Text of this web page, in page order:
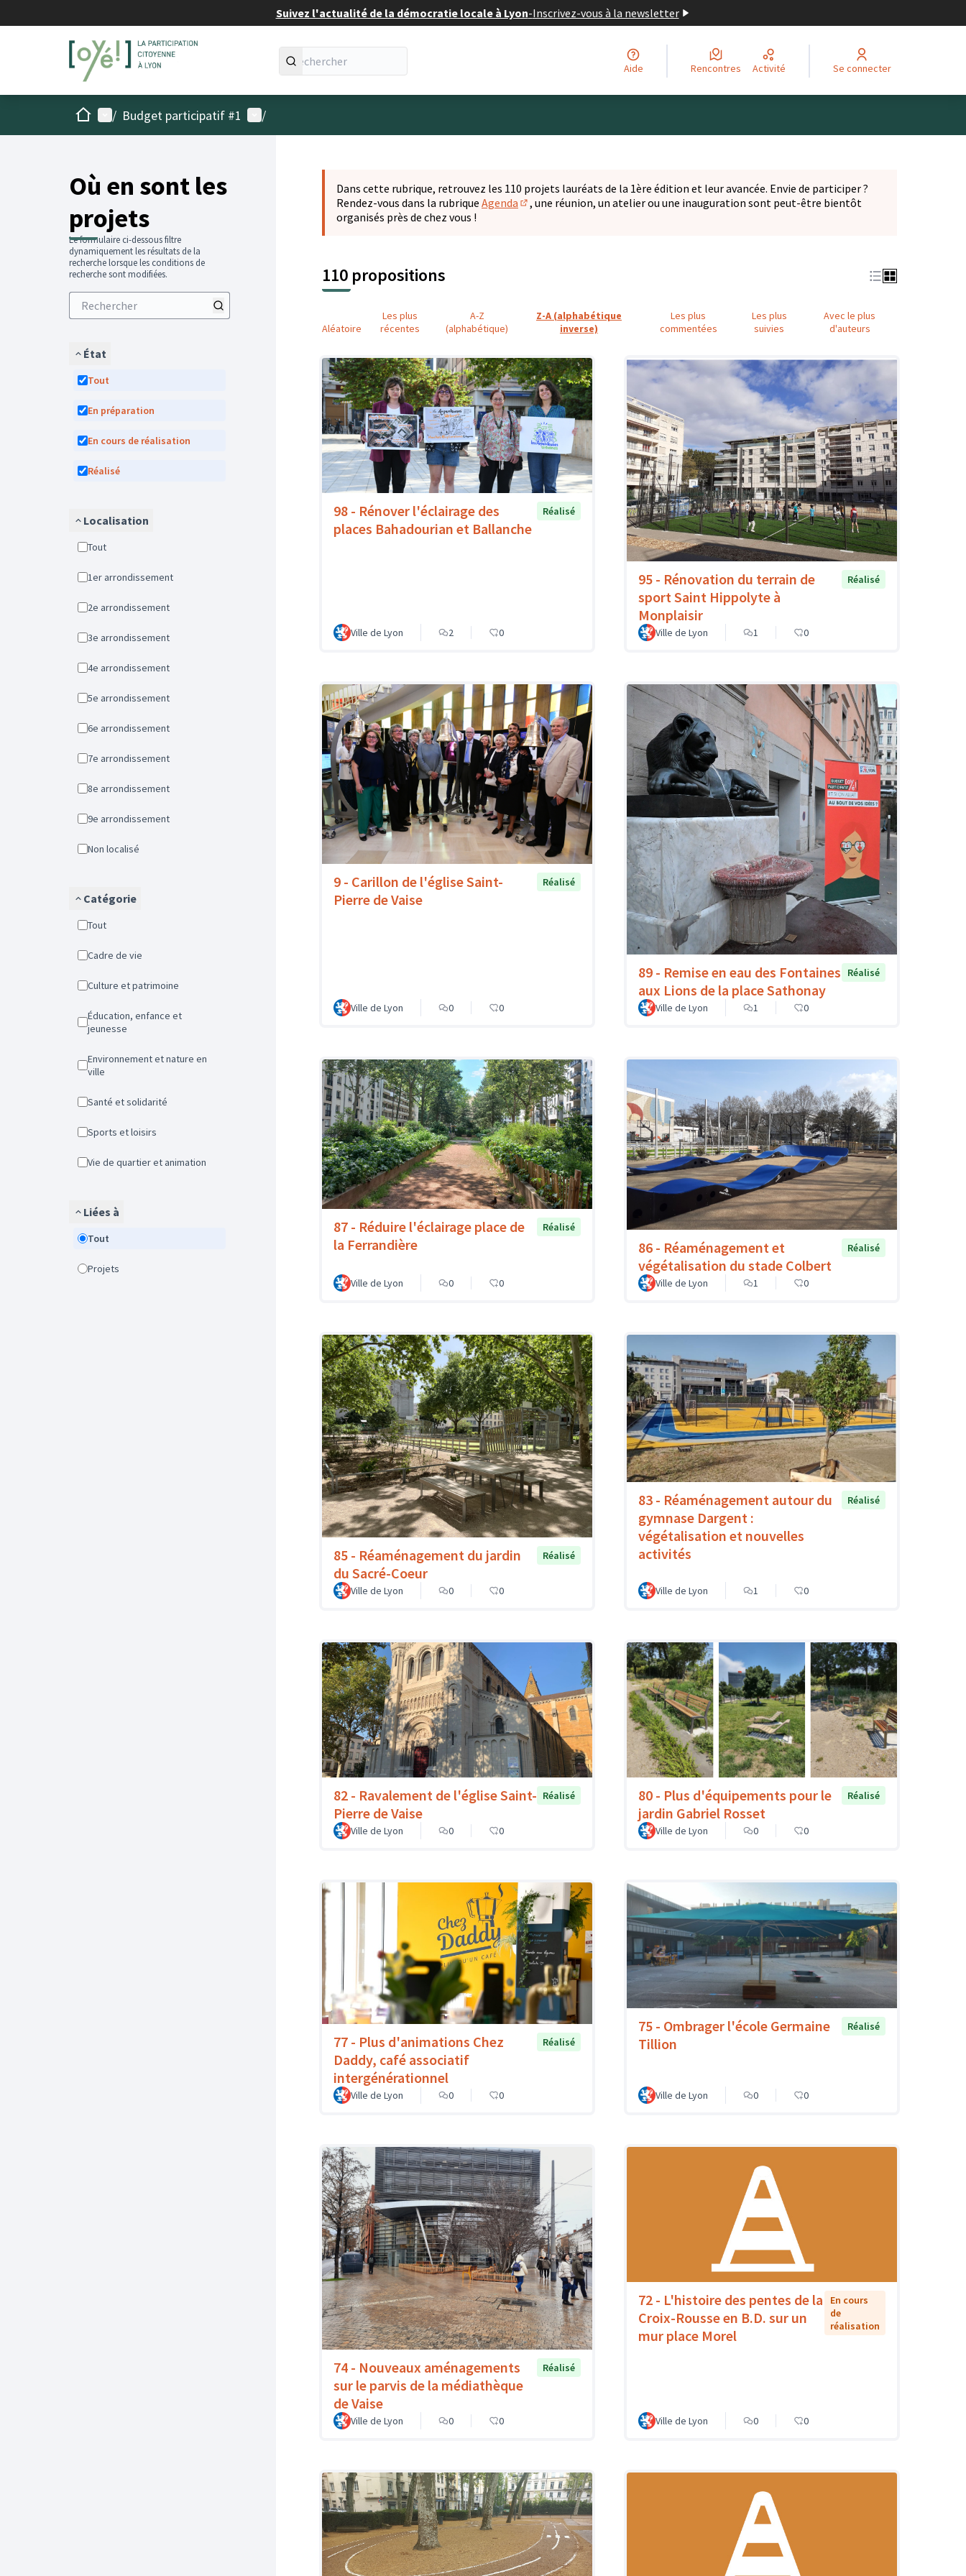
Suivez l'actualité de la démocratie locale à Lyon-Inscrivez-vous à la newsletter
Aide Rencontres Activité Se connecter
AccueilMenu principal
/ Budget participatif #1 Menu utilisateur
/
Où en sont les
projets
Le formulaire ci-dessous filtre
dynamiquement les résultats de la
recherche lorsque les conditions de
recherche sont modifiées.
État
Tout
En préparation
En cours de réalisation
Réalisé
Localisation
Tout
1er arrondissement
2e arrondissement
3e arrondissement
4e arrondissement
5e arrondissement
6e arrondissement
7e arrondissement
8e arrondissement
9e arrondissement
Non localisé
Catégorie
Tout
Cadre de vie
Culture et patrimoine
Éducation, enfance et
jeunesse
Environnement et nature en
ville
Santé et solidarité
Sports et loisirs
Vie de quartier et animation
Liées à
Tout
Projets
Dans cette rubrique, retrouvez les 110 projets lauréats de la 1ère édition et leur avancée. Envie de participer ?
Rendez-vous dans la rubrique Agenda
(S'ouvre dans un nouvel onglet)
, une réunion, un atelier ou une inauguration sont peut-être bientôt
organisés près de chez vous !
110 propositions
Aléatoire
Les plus
récentes
A-Z
(alphabétique)
Z-A (alphabétique
inverse)
Les plus
commentées
Les plus
suivies
Avec le plus
d'auteurs
98 - Rénover l'éclairage des
places Bahadourian et Ballanche
Réalisé
Ville de Lyon 2 0
95 - Rénovation du terrain de
sport Saint Hippolyte à
Monplaisir
Réalisé
Ville de Lyon 1 0
9 - Carillon de l'église Saint-
Pierre de Vaise
Réalisé
Ville de Lyon 0 0
89 - Remise en eau des Fontaines
aux Lions de la place Sathonay
Réalisé
Ville de Lyon 1 0
87 - Réduire l'éclairage place de
la Ferrandière
Réalisé
Ville de Lyon 0 0
86 - Réaménagement et
végétalisation du stade Colbert
Réalisé
Ville de Lyon 1 0
85 - Réaménagement du jardin
du Sacré-Coeur
Réalisé
Ville de Lyon 0 0
83 - Réaménagement autour du
gymnase Dargent :
végétalisation et nouvelles
activités
Réalisé
Ville de Lyon 1 0
82 - Ravalement de l'église Saint-
Pierre de Vaise
Réalisé
Ville de Lyon 0 0
80 - Plus d'équipements pour le
jardin Gabriel Rosset
Réalisé
Ville de Lyon 0 0
77 - Plus d'animations Chez
Daddy, café associatif
intergénérationnel
Réalisé
Ville de Lyon 0 0
75 - Ombrager l'école Germaine
Tillion
Réalisé
Ville de Lyon 0 0
74 - Nouveaux aménagements
sur le parvis de la médiathèque
de Vaise
Réalisé
Ville de Lyon 0 0
72 - L'histoire des pentes de la
Croix-Rousse en B.D. sur un
mur place Morel
En cours
de
réalisation
Ville de Lyon 0 0